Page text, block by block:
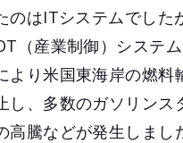
のはITシステムでした
（産業制御）システ
より米国東海岸の燃料
し、多数のガソリンス
高騰などが発生しまし